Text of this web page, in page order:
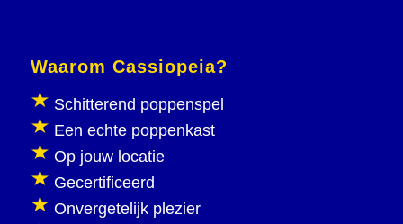
Waarom Cassiopeia?
Schitterend poppenspel
Een echte poppenkast
Op jouw locatie
Gecertificeerd
Onvergetelijk plezier